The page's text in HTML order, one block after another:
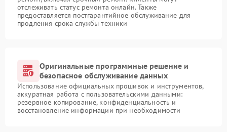
отслеживать статус ремонта онлайн. Также
предоставляется постгарантийное обслуживание для
продления срока службы техники
Оригинальные программные решение и
безопасное обслуживание данных
Использование официальных прошивок и инструментов,
аккуратная работа с пользовательскими данными:
резервное копирование, конфиденциальность и
восстановление информации при необходимости